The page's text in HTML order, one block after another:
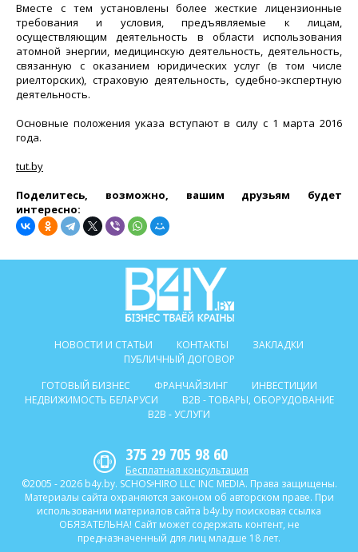
Вместе с тем установлены более жесткие лицензионные
требования и условия, предъявляемые к лицам,
осуществляющим деятельность в области использования
атомной энергии, медицинскую деятельность, деятельность,
связанную с оказанием юридических услуг (в том числе
риелторских), страховую деятельность, судебно-экспертную
деятельность.
Основные положения указа вступают в силу с 1 марта 2016
года.
tut.by
Поделитесь, возможно, вашим друзьям будет
интересно:
НОВОСТИ И СТАТЬИ КОНТАКТЫ
ЗАКЛАДКИ
ПУБЛИЧНЫЙ ДОГОВОР
ГОТОВЫЙ БИЗНЕС
ФРАНЧАЙЗИНГ
ИНВЕСТИЦИИ
НЕДВИЖИМОСТЬ БЕЛАРУСИ
B2B - ТОВАРЫ, ОБОРУДОВАНИЕ
B2B - УСЛУГИ
375 29 705 98 60
Бесплатная консультация
©2005 - 2026 b4y.by. SCHOSᶳHIRO LLC INC MEDIA. Права защищены.
Материалы сайта охраняются законом об авторском праве. При
использовании материалов сайта b4y.by поисковая ссылка
ОБЯЗАТЕЛЬНА! Сайт может содержать контент, не
предназначенный для лиц младше 18 лет.